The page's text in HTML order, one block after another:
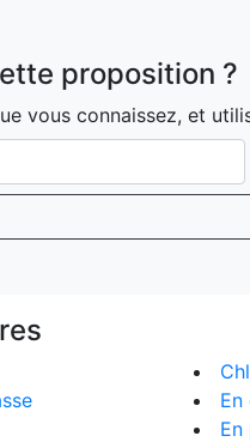
proposition ?
vous connaissez, et
En
En